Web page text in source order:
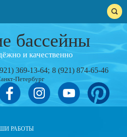
бассейны
и качественно
369-13-64 8 (921) 874-65-46
Петербург
РАБОТЫ